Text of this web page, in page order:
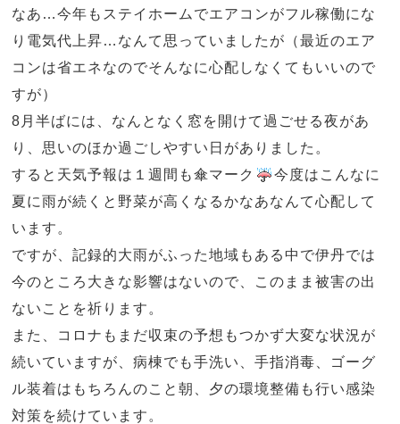
なあ…今年もステイホームでエアコンがフル稼働にな
り電気代上昇…なんて思っていましたが（最近のエア
コンは省エネなのでそんなに心配しなくてもいいので
すが）
8 月半ばには、なんとなく窓を開けて過ごせる夜があ
り、思いのほか過ごしやすい日がありました。
すると天気予報は１週間も傘マーク
今度はこんなに
夏に雨が続くと野菜が高くなるかなあなんて心配して
います。
ですが、記録的大雨がふった地域もある中で伊丹では
今のところ大きな影響はないので、このまま被害の出
ないことを祈ります。
また、コロナもまだ収束の予想もつかず大変な状況が
続いていますが、病棟でも手洗い、手指消毒、ゴーグ
ル装着はもちろんのこと朝、夕の環境整備も行い感染
対策を続けています。